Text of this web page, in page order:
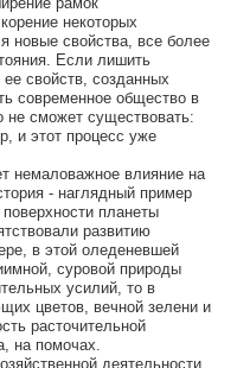
некоторых
новые свойства, все более
Если лишить
свойств, созданных
современное общество в
не сможет существовать:
и этот процесс уже
немаловажное влияние на
- наглядный пример
планеты
развитию
в этой оледеневшей
суровой природы
усилий, то в
цветов, вечной зелени и
расточительной
на помочах.
деятельности